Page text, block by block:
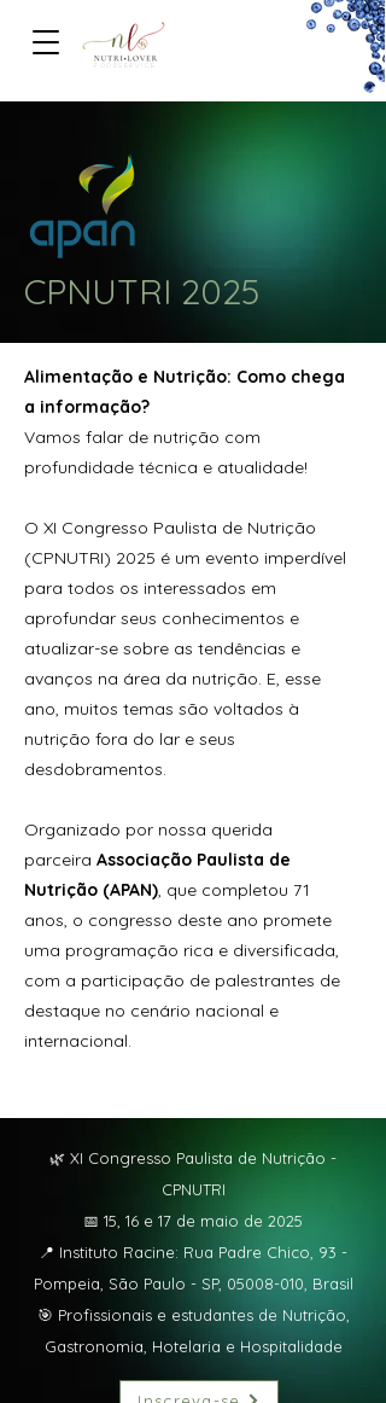
CPNUTRI 2025
Alimentação e Nutrição: Como chega
a informação?
Vamos falar de nutrição com
profundidade técnica e atualidade!
O XI Congresso Paulista de Nutrição
(CPNUTRI) 2025 é um evento imperdível
para todos os interessados em
aprofundar seus conhecimentos e
atualizar-se sobre as tendências e
avanços na área da nutrição. E, esse
ano, muitos temas são voltados à
nutrição fora do lar e seus
desdobramentos.
Organizado por nossa querida
parceira Associação Paulista de
Nutrição (APAN), que completou 71
anos, o congresso deste ano promete
uma programação rica e diversificada,
com a participação de palestrantes de
destaque no cenário nacional e
internacional.
🌿 XI Congresso Paulista de Nutrição -
CPNUTRI
📅 15, 16 e 17 de maio de 2025
📍 Instituto Racine: Rua Padre Chico, 93 -
Pompeia, São Paulo - SP, 05008-010 , Brasil
🎯 Profissionais e estudantes de Nutrição,
Gastronomia, Hotelaria e Hospitalidade